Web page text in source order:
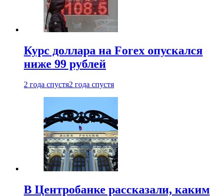
Курс доллара на Forex опускался
ниже 99 рублей
2 года спустя2 года спустя
В Центробанке рассказали, каким